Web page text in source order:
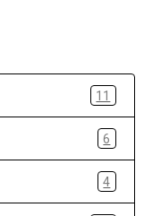
11
6
4